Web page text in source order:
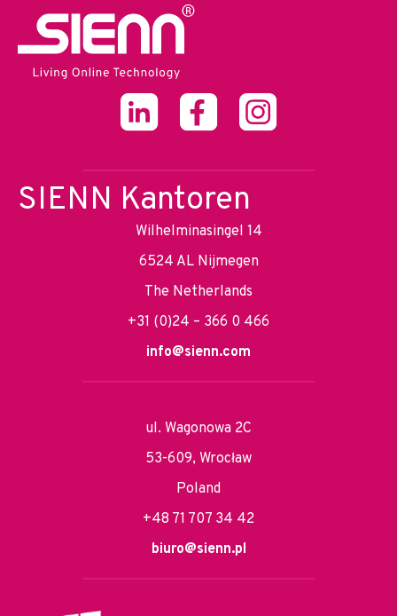
SIENN Kantoren
Wilhelminasingel 14
6524 AL Nijmegen
The Netherlands
+31 (0)24 – 366 0 466
info@sienn.com
ul. Wagonowa 2C
53-609, Wrocław
Poland
+48 71 707 34 42
biuro@sienn.pl